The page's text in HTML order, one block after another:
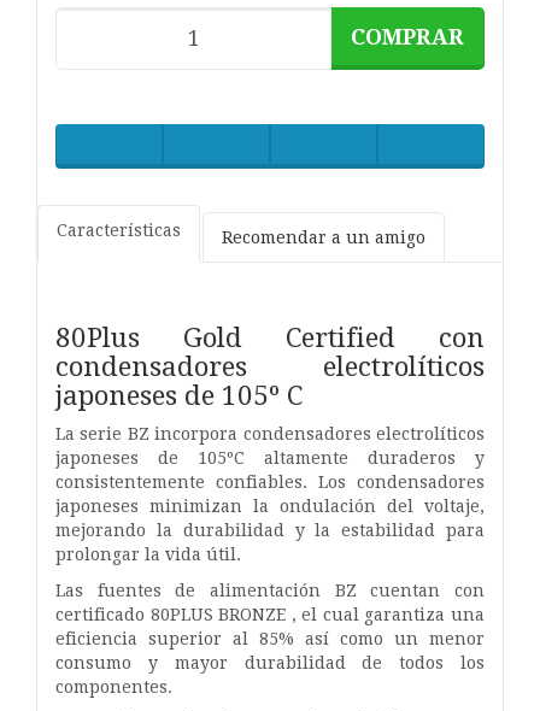
COMPRAR
Características Recomendar a un amigo
80Plus Gold Certified con
condensadores electrolíticos
japoneses de 105º C
La serie BZ incorpora condensadores electrolíticos
japoneses de 105ºC altamente duraderos y
consistentemente confiables. Los condensadores
japoneses minimizan la ondulación del voltaje,
mejorando la durabilidad y la estabilidad para
prolongar la vida útil.
Las fuentes de alimentación BZ cuentan con
certificado 80PLUS BRONZE , el cual garantiza una
eficiencia superior al 85% así como un menor
consumo y mayor durabilidad de todos los
componentes.